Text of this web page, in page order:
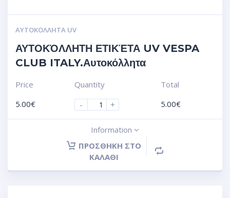
ΑΥΤΟΚΌΛΛΗΤΑ UV
ΑΥΤΟΚΌΛΛΗΤΗ ΕΤΙΚΈΤΑ UV VESPA
CLUB ITALY.Αυτοκόλλητα
Price
5.00€
Quantity
-
+
Total
5.00€
Information
ΠΡΟΣΘΉΚΗ ΣΤΟ
ΚΑΛΆΘΙ